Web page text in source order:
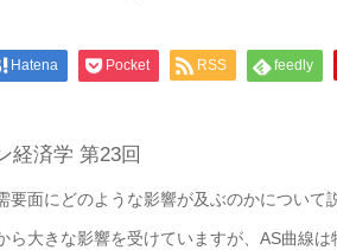
Hatena Pocket RSS feedly
経済学 第23回
要面にどのような影響が及ぶのかについて
大きな影響を受けていますが、AS曲線